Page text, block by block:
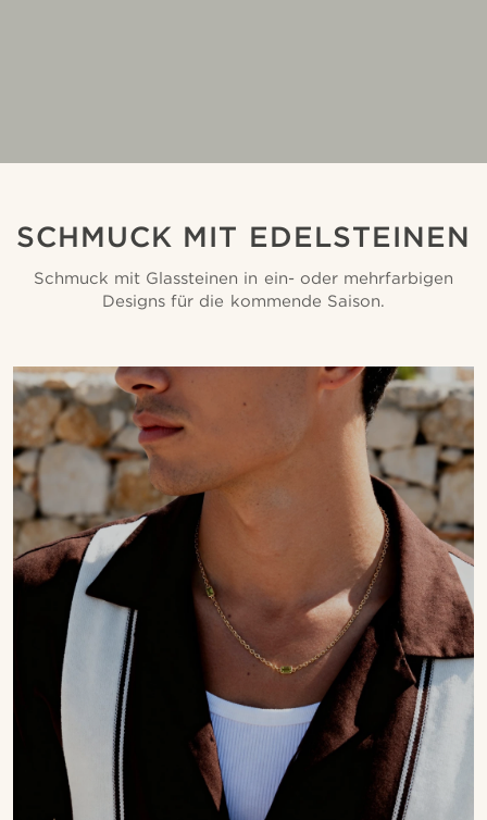
SCHMUCK MIT EDELSTEINEN
Schmuck mit Glassteinen in ein- oder mehrfarbigen
Designs für die kommende Saison.